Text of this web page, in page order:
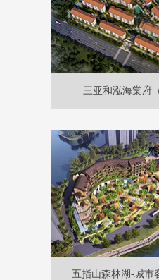
三亚和泓海棠府
五指山森林湖-城市